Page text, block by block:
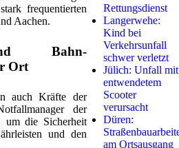
frequentierten
Aachen.
Bahn-
Ort
auch Kräfte der
der
um die Sicherheit
und den
Rettungsdienst
Langerwehe:
Kind bei
Verkehrsunfall
schwer verletzt
Jülich: Unfall mit
entwendetem
Scooter
verursacht
Düren:
am Ortsausgang